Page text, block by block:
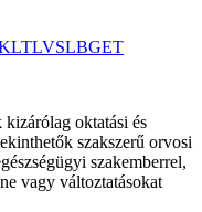
LTLVSLBGET
oktatási és
szakszerű orvosi
szakemberrel,
vagy változtatásokat